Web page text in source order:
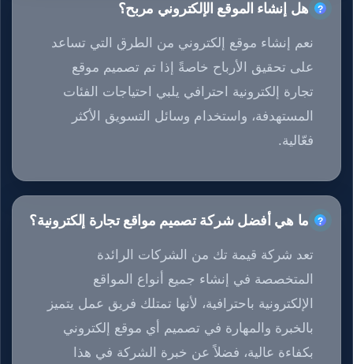
هل إنشاء الموقع الإلكتروني مربح؟
نعم إنشاء موقع إلكتروني من الطرق التي تساعد
على تحقيق الأرباح خاصةً إذا تم تصميم موقع
تجارة إلكترونية احترافي يلبي احتياجات الفئات
المستهدفة، واستخدام وسائل التسويق الأكثر
فعّالية.
ما هي أفضل شركة تصميم مواقع تجارة إلكترونية؟
تعد شركة قيمة تك من الشركات الرائدة
المتخصصة في إنشاء جميع أنواع المواقع
الإلكترونية باحترافية، لأنها تمتلك فريق عمل يتميز
بالخبرة والمهارة في تصميم أي موقع إلكتروني
بكفاءة عالية، فضلاً عن خبرة الشركة في هذا